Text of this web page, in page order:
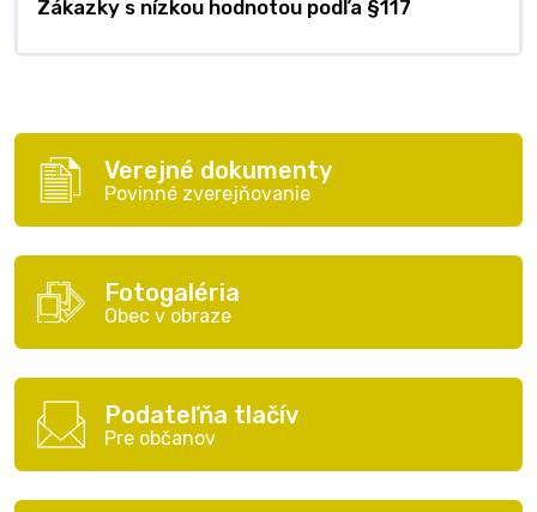
Zákazky s nízkou hodnotou podľa §117
Verejné dokumenty
Povinné zverejňovanie
Fotogaléria
Obec v obraze
Podateľňa tlačív
Pre občanov